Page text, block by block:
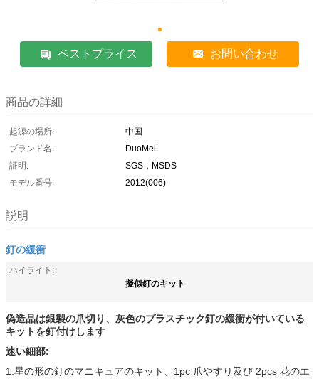
ベストプライス お問い合わせ
商品の詳細
起源の場所:
中国
ブランド名:
DuoMei
証明:
SGS，MSDS
モデル番号:
2012(006)
説明
釘の緩衝
ハイライト:
擬似釘のキット
偽造品は銀製の爪切り、灰色のプラスチック釘の緩衝が付いている
キットを釘付けします
速い細部:
1.星の形の釘のマニキュアのキット、1pc 爪やすり及び 2pcs 花のエ